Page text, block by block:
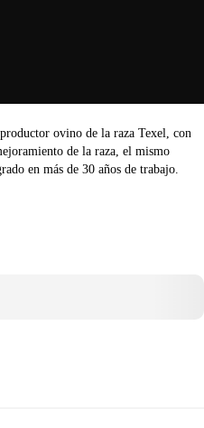
ovino de la raza Texel, con
de la raza, el mismo
en más de 30 años de trabajo.